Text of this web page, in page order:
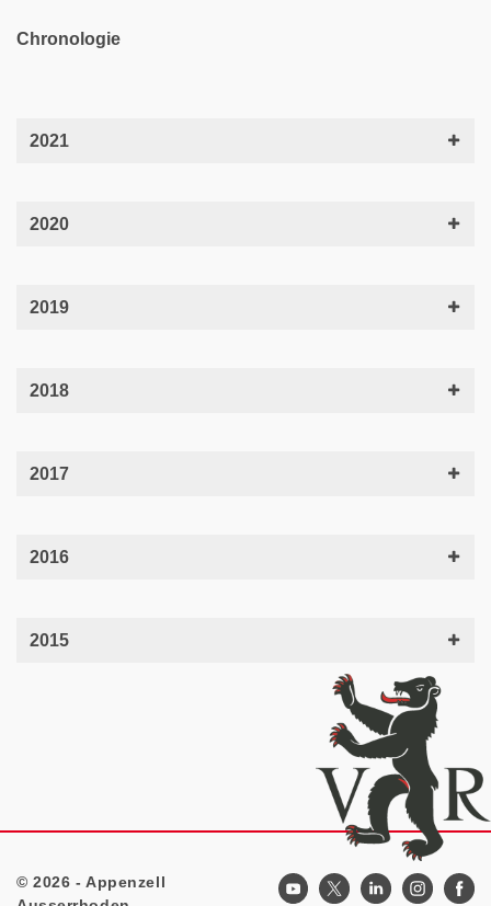
Chronologie
2021
2020
2019
2018
2017
2016
2015
© 2026 - Appenzell